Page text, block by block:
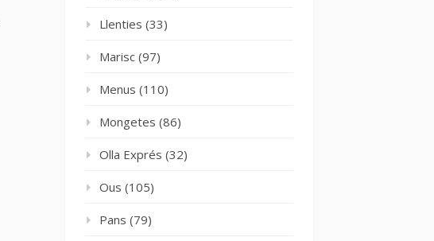
Llenties (33)
Marisc (97)
Menus (110)
Mongetes (86)
Olla Exprés (32)
Ous (105)
Pans (79)